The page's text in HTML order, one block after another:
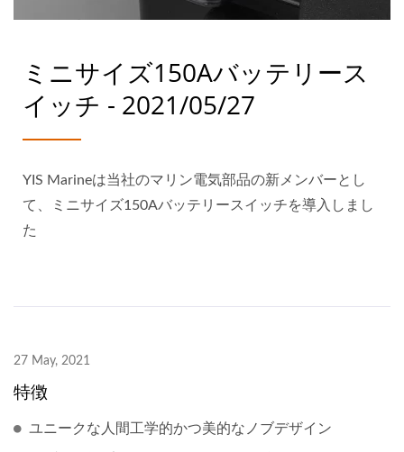
ミニサイズ150Aバッテリース
イッチ - 2021/05/27
YIS Marineは当社のマリン電気部品の新メンバーとし
て、ミニサイズ150Aバッテリースイッチを導入しまし
た
27 May, 2021
特徴
ユニークな人間工学的かつ美的なノブデザイン